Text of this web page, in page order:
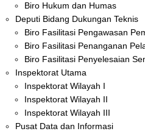
Biro Hukum dan Humas
Deputi Bidang Dukungan Teknis
Biro Fasilitasi Pengawasan
Biro Fasilitasi Penanganan
Biro Fasilitasi Penyelesaian
Inspektorat Utama
Inspektorat Wilayah I
Inspektorat Wilayah II
Inspektorat Wilayah III
Pusat Data dan Informasi